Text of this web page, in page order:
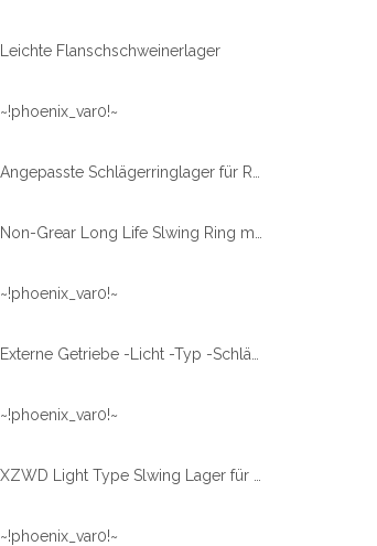
Leichte Flanschschweinerlager
~!phoenix_var0!~
~!phoenix_var0!~
~!phoenix_var0!~
~!phoenix_var0!~